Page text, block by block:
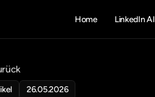
Home LinkedIn
26.05.2026